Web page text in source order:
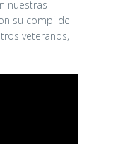
nuestras
su compi de
veteranos,